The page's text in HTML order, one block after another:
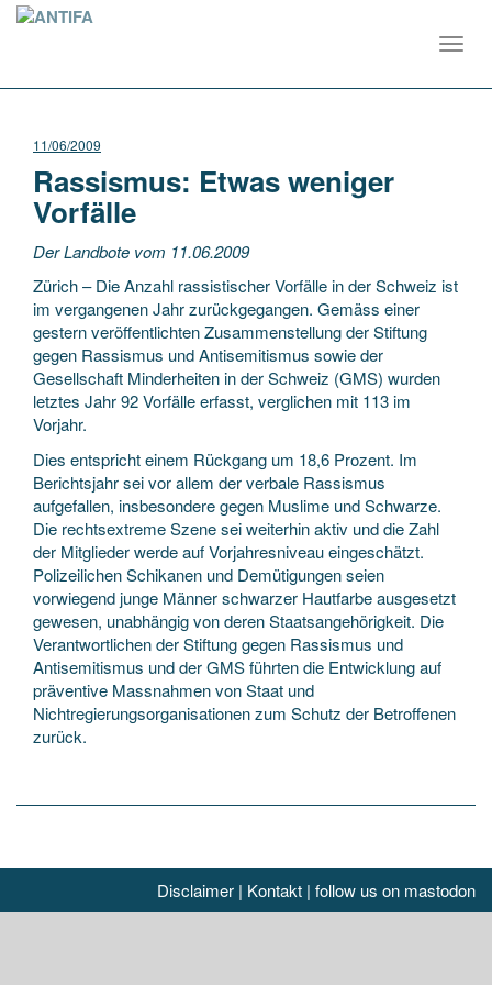
11/06/2009
Rassismus: Etwas weniger
Vorfälle
Der Landbote vom 11.06.2009
Zürich – Die Anzahl rassistischer Vorfälle in der Schweiz ist
im vergangenen Jahr zurückgegangen. Gemäss einer
gestern veröffentlichten Zusammenstellung der Stiftung
gegen Rassismus und Antisemitismus sowie der
Gesellschaft Minderheiten in der Schweiz (GMS) wurden
letztes Jahr 92 Vorfälle erfasst, verglichen mit 113 im
Vorjahr.
Dies entspricht einem Rückgang um 18,6 Prozent. Im
Berichtsjahr sei vor allem der verbale Rassismus
aufgefallen, insbesondere gegen Muslime und Schwarze.
Die rechtsextreme Szene sei weiterhin aktiv und die Zahl
der Mitglieder werde auf Vorjahresniveau eingeschätzt.
Polizeilichen Schikanen und Demütigungen seien
vorwiegend junge Männer schwarzer Hautfarbe ausgesetzt
gewesen, unabhängig von deren Staatsangehörigkeit. Die
Verantwortlichen der Stiftung gegen Rassismus und
Antisemitismus und der GMS führten die Entwicklung auf
präventive Massnahmen von Staat und
Nichtregierungsorganisationen zum Schutz der Betroffenen
zurück.
Disclaimer | Kontakt | follow us on mastodon